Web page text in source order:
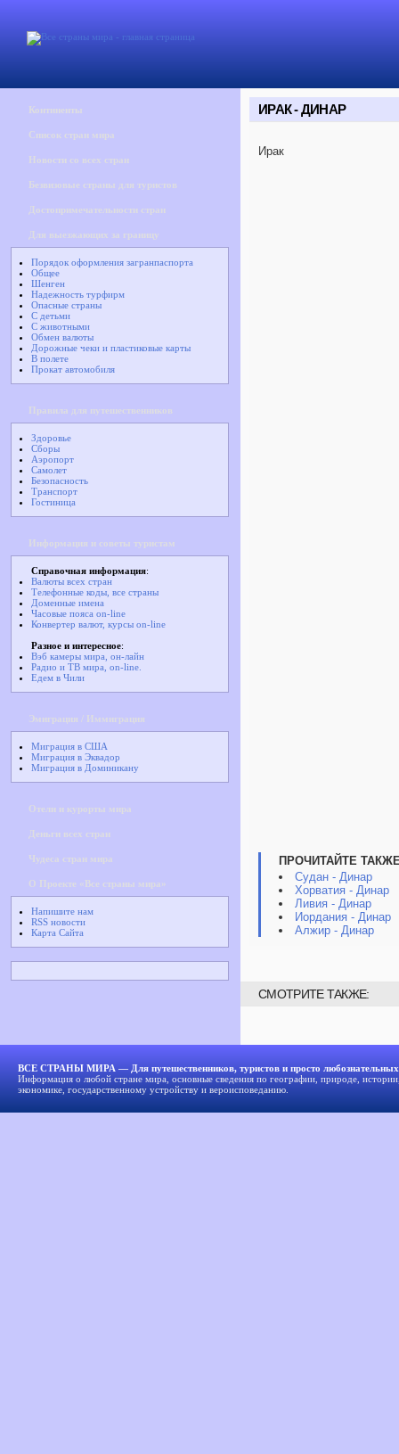
Континенты
Список стран мира
Новости со всех стран
Безвизовые страны для туристов
Достопримечательности стран
Для выезжающих за границу
Порядок оформления загранпаспорта
Общее
Шенген
Надежность турфирм
Опасные страны
С детьми
С животными
Обмен валюты
Дорожные чеки и пластиковые карты
В полете
Прокат автомобиля
Правила для путешественников
Здоровье
Сборы
Аэропорт
Самолет
Безопасность
Транспорт
Гостиница
Информация и советы туристам
Справочная информация:
Валюты всех стран
Телефонные коды, все страны
Доменные имена
Часовые пояса on-line
Конвертер валют, курсы on-line
Разное и интересное:
Вэб камеры мира, он-лайн
Радио и ТВ мира, on-line.
Едем в Чили
Эмиграция / Иммиграция
Миграция в США
Миграция в Эквадор
Миграция в Доминикану
Отели и курорты мира
Деньги всех стран
Чудеса стран мира
О Проекте «Все страны мира»
Напишите нам
RSS новости
Карта Сайта
ИРАК - ДИНАР
Ирак
ПРОЧИТАЙТЕ
Судан - Динар
Хорватия - Динар
Ливия - Динар
Иордания - Динар
Алжир - Динар
СМОТРИТЕ ТАКЖЕ:
ВСЕ СТРАНЫ МИРА — Для путешественников, туристов и просто
Информация о любой стране мира, основные сведения по географии, природе,
экономике, государственному устройству и вероисповеданию.